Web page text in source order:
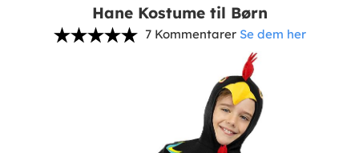
Hane Kostume til Børn
7 Kommentarer Se dem her